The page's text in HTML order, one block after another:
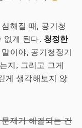
해질 때, 공기청
없게 된다. 청정한
이야, 공기청정기
지, 그리고 그게
게 생각해보지 않
제가 해결되는 건